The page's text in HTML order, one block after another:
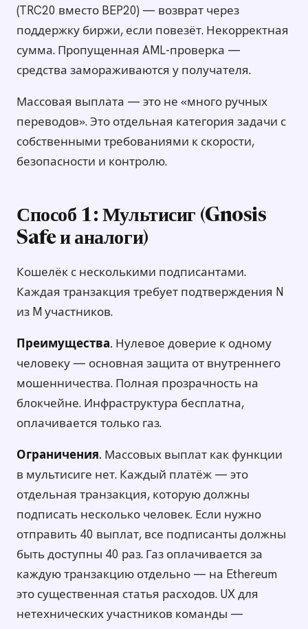
(TRC20 вместо BEP20) — возврат через
поддержку биржи, если повезёт. Некорректная
сумма. Пропущенная AML-проверка —
средства замораживаются у получателя.
Массовая выплата — это не «много ручных
переводов». Это отдельная категория задачи с
собственными требованиями к скорости,
безопасности и контролю.
Способ 1: Мультисиг (Gnosis
Safe и аналоги)
Кошелёк с несколькими подписантами.
Каждая транзакция требует подтверждения N
из M участников.
Преимущества. Нулевое доверие к одному
человеку — основная защита от внутреннего
мошенничества. Полная прозрачность на
блокчейне. Инфраструктура бесплатна,
оплачивается только газ.
Ограничения. Массовых выплат как функции
в мультисиге нет. Каждый платёж — это
отдельная транзакция, которую должны
подписать несколько человек. Если нужно
отправить 40 выплат, все подписанты должны
быть доступны 40 раз. Газ оплачивается за
каждую транзакцию отдельно — на Ethereum
это существенная статья расходов. UX для
нетехнических участников команды —